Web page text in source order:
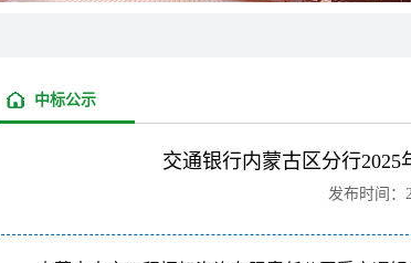
中标公示
交通银行内蒙古区分行
发布时间：